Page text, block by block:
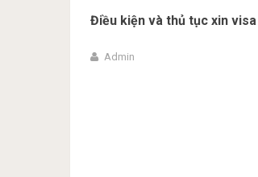
Điều kiện và thủ tục xin
Admin